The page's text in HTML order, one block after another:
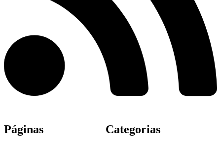
Páginas Categorias